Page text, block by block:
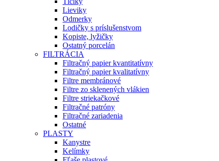
Lieviky
Odmerky
Lodičky s príslušenstvom
Kopiste, lyžičky
Ostatný porcelán
FILTRÁCIA
Filtračný papier kvantitatívny
Filtračný papier kvalitatívny
Filtre membránové
Filtre zo sklenených vlákien
Filtre striekačkové
Filtračné patróny
Filtračné zariadenia
Ostatné
PLASTY
Kanystre
Kelímky